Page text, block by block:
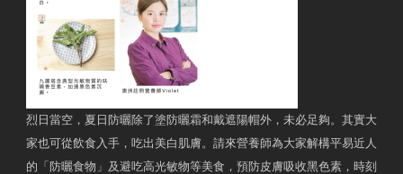
烈日當空，夏日防曬除了塗防曬霜和戴遮陽帽外，未必足夠。其實大
家也可從飲食入手，吃出美白肌膚。請來營養師為大家解構平易近人
的「防曬食物」及避吃高光敏物等美食，預防皮膚吸收黑色素，時刻